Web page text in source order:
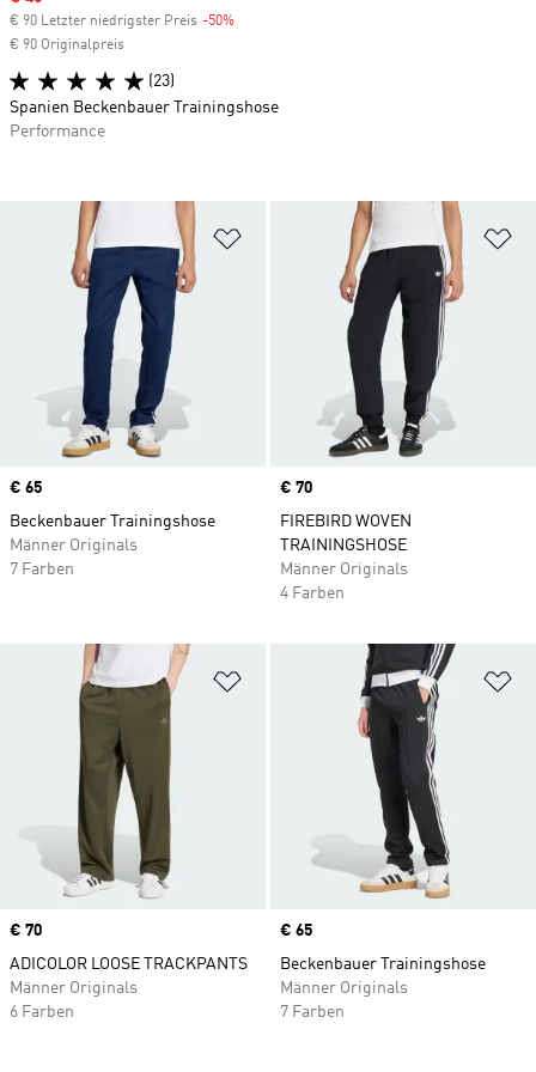
Zur Wunschliste hinzufügen
Price
€ 65
Beckenbauer Trainingshose
Männer Originals
7 Farben
Price
€ 70
FIREBIRD WOVEN
TRAININGSHOSE
Männer Originals
4 Farben
Zur Wunschliste hinzufügen
Price
€ 70
ADICOLOR LOOSE TRACKPANTS
Männer Originals
6 Farben
Price
€ 65
Beckenbauer Trainingshose
Männer Originals
7 Farben
€ 90 Letzter niedrigster Preis -50%
€ 90 Originalpreis
(23)
Spanien Beckenbauer Trainingshose
Performance